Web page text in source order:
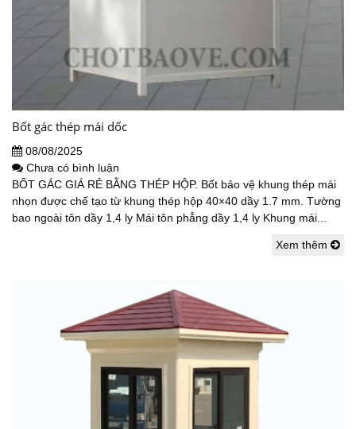
Bốt gác thép mái dốc
08/08/2025
Chưa có bình luận
BỐT GÁC GIÁ RẺ BẰNG THÉP HỘP. Bốt bảo vệ khung thép mái
nhọn được chế tạo từ khung thép hộp 40×40 dầy 1.7 mm. Tường
bao ngoài tôn dầy 1,4 ly Mái tôn phẳng dầy 1,4 ly Khung mái...
Xem thêm